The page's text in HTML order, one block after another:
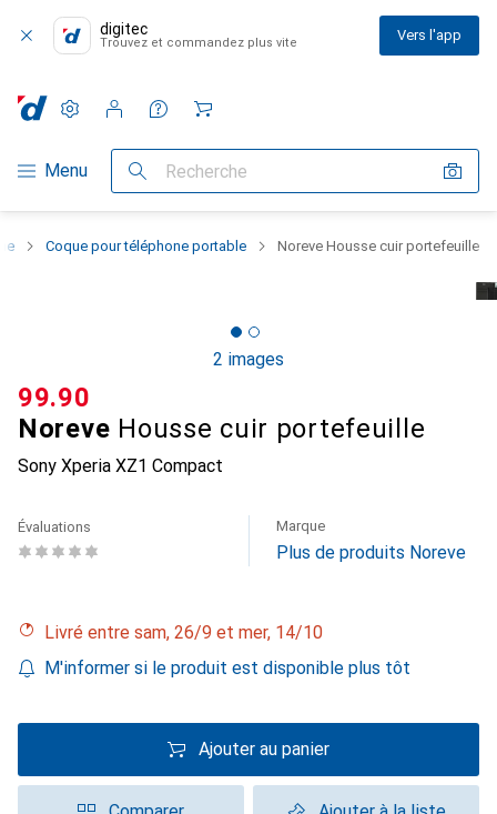
digitec
Trouvez et commandez plus vite Vers l'app
Navigation par catégorie
Menu Recherche
Paramètres
Compte client
Listes de comparaison
Listes d'envies
Panier
Coque pour téléphone portable Noreve Housse cuir portefeuille
2 images
Noreve Housse cuir portefeuille
Sony Xperia XZ1 Compact
CHF
99.90
Évaluations Marque
Plus de produits Noreve
Livré entre sam, 26/9 et mer, 14/10
M'informer si le produit est disponible plus tôt
Ajouter au panier